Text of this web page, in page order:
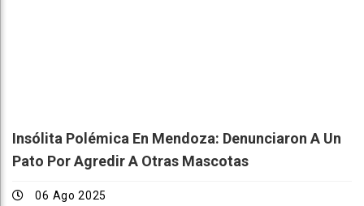
Insólita Polémica En Mendoza: Denunciaron A Un
Pato Por Agredir A Otras Mascotas
06 Ago 2025